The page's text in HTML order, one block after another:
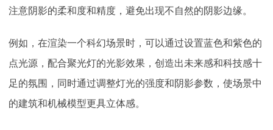
注意阴影的柔和度和精度，避免出现不自然的阴影边缘。
例如，在渲染一个科幻场景时，可以通过设置蓝色和紫色的
点光源，配合聚光灯的光影效果，创造出未来感和科技感十
足的氛围，同时通过调整灯光的强度和阴影参数，使场景中
的建筑和机械模型更具立体感。